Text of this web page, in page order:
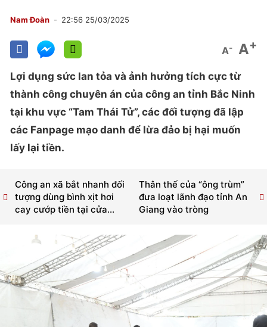
Nam Đoàn 22:56 25/03/2025
A- A+
Lợi dụng sức lan tỏa và ảnh hưởng tích cực từ
thành công chuyên án của công an tỉnh Bắc Ninh
tại khu vực “Tam Thái Tử”, các đối tượng đã lập
các Fanpage mạo danh để lừa đảo bị hại muốn
lấy lại tiền.
Thân thế của “ông trùm”
đưa loạt lãnh đạo tỉnh An
Giang vào tròng
Công an xã bắt nhanh đối
tượng dùng bình xịt hơi
cay cướp tiền tại cửa...